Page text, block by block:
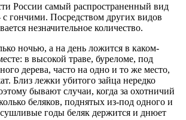
России самый распространенный вид
гончими. Посредством других видов
незначительное количество.
ночью, а на день ложится в каком-
в высокой траве, буреломе, под
дерева, часто на одно и то же место,
Близ лежки убитого зайца нередко
бывают случаи, когда за охотничий
беляков, поднятых из-под одного и
годы беляк держится и днюет